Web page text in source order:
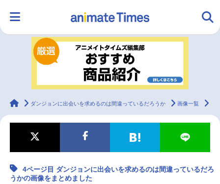
ランキング アニメ
ラジオ
マンガ・ラノベ ゲーム・アプリ 音楽 コスプレ
2.5次元 配信・Vtuber トレンド 無料マンガ
animateTimes
ダンジョンに出会いを求めるのは間違っているだろうか 画像一覧
4ページ目 ダンジョンに出会いを求めるのは間違っているだろ
うかの画像をまとめました